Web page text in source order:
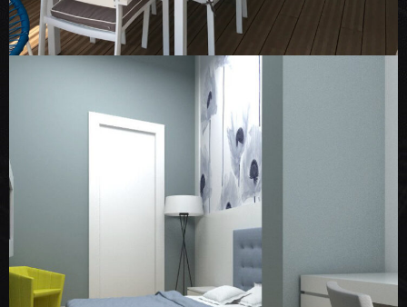
P.zza Navona – Struttura ricettiva al
centro di Roma
ARCHITECTURE INTERIOR